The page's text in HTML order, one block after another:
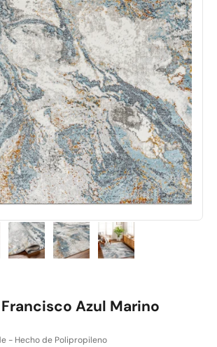
Azul Marino
- Hecho de Polipropileno